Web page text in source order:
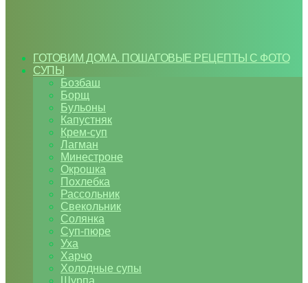
ГОТОВИМ ДОМА. ПОШАГОВЫЕ РЕЦЕПТЫ С ФОТО
СУПЫ
Бозбаш
Борщ
Бульоны
Капустняк
Крем-суп
Лагман
Минестроне
Окрошка
Похлебка
Рассольник
Свекольник
Солянка
Суп-пюре
Уха
Харчо
Холодные супы
Шурпа